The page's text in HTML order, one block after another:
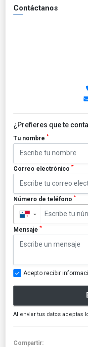
Contáctanos
¿Prefieres que te
Tu nombre *
Correo electrónico *
Número de teléfono *
▼
Mensaje *
Acepto recibir
Al enviar tus datos aceptas
Compartir: